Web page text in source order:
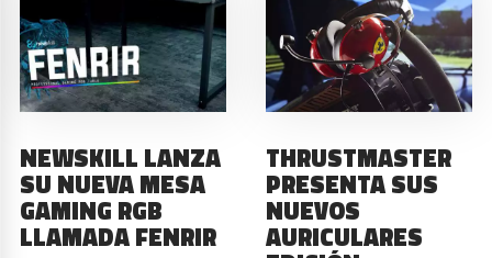
NEWSKILL LANZA
SU NUEVA MESA
GAMING RGB
LLAMADA FENRIR
THRUSTMASTER
PRESENTA SUS
NUEVOS
AURICULARES